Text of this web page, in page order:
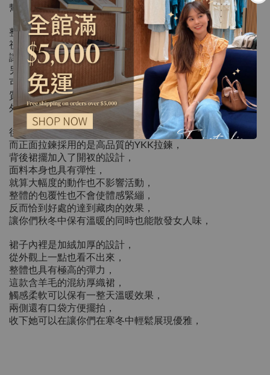
幫你們一併修飾腿型與臀型，
整體修身不貼臀的版型設計，
視覺效果看起來直順不顯胯，
讓不習慣穿長裙的人都可以放心嘗試，
另外他後鬆緊的貼心設計，
可以大大增加穿著上的舒適度，
質料摸起來具有一定彈性，
外出活動不受限制，
後鬆緊的設計沒有一般市面上的那麼明顯，
而正面拉鍊採用的是高品質的YKK拉鍊，
背後裙擺加入了開衩的設計，
面料本身也具有彈性，
就算大幅度的動作也不影響活動，
整體的包覆性也不會使體感緊繃，
反而恰到好處的達到藏肉的效果，
讓你們秋冬中保有溫暖的同時也能散發女人味，
裙子內裡是加絨加厚的設計，
從外觀上一點也看不出來，
整體也具有極高的彈力，
這款含羊毛的混紡厚織裙，
觸感柔軟可以保有一整天溫暖效果，
兩側還有口袋方便擺拍，
收下她可以在讓你們在寒冬中輕鬆展現優雅，